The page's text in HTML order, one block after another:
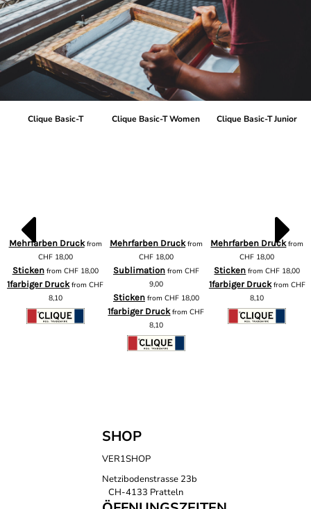
Clique Basic-T
Mehrfarben Druckfrom
CHF18,00
Stickenfrom CHF18,00
1farbiger DruckfromCHF
8,10
Clique Basic-T Women
Mehrfarben Druckfrom
CHF18,00
Sublimationfrom CHF
9,00
Stickenfrom CHF18,00
1farbiger DruckfromCHF
8,10
Clique Basic-T Junior
Mehrfarben Druckfrom
CHF 18,00
Sticken fromCHF 18,00
1farbiger Druckfrom CHF
8,10
SHOP
VER1SHOP
Netzibodenstrasse 23b
CH-4133 Pratteln